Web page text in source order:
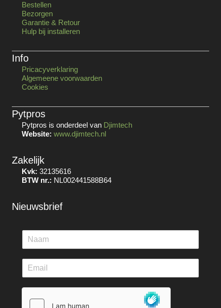
Bestellen
Bezorgen
Garantie & Retour
Hulp bij installeren
Info
Pricacyverklaring
Algemeene voorwaarden
Cookies
Pytpros
Pytpros is onderdeel van Djimtech
Website: www.djimtech.nl
Zakelijk
Kvk: 32135616
BTW nr.: NL002441588B64
Nieuwsbrief